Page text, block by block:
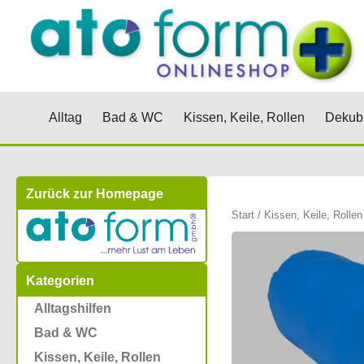
springen
Alltag Öffne Alltag
Bad & WC Öffne Bad & WC
Kissen, Keile, Rollen Öffne
Zurück zur Homepage
Kategorien
Alltagshilfen
Bad & WC
Kissen, Keile, Rollen
Start/ Kissen, Keile, Rollen